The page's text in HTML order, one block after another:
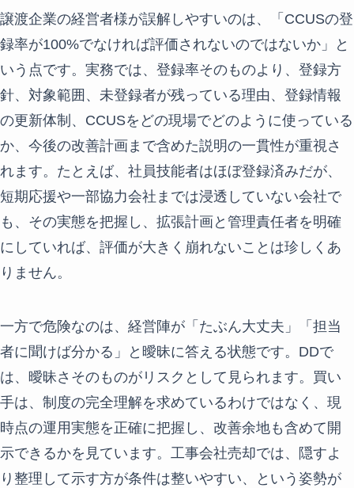
譲渡企業の経営者様が誤解しやすいのは、「CCUSの登
録率が100%でなければ評価されないのではないか」と
いう点です。実務では、登録率そのものより、登録方
針、対象範囲、未登録者が残っている理由、登録情報
の更新体制、CCUSをどの現場でどのように使っている
か、今後の改善計画まで含めた説明の一貫性が重視さ
れます。たとえば、社員技能者はほぼ登録済みだが、
短期応援や一部協力会社までは浸透していない会社で
も、その実態を把握し、拡張計画と管理責任者を明確
にしていれば、評価が大きく崩れないことは珍しくあ
りません。
一方で危険なのは、経営陣が「たぶん大丈夫」「担当
者に聞けば分かる」と曖昧に答える状態です。DDで
は、曖昧さそのものがリスクとして見られます。買い
手は、制度の完全理解を求めているわけではなく、現
時点の運用実態を正確に把握し、改善余地も含めて開
示できるかを見ています。工事会社売却では、隠すよ
り整理して示す方が条件は整いやすい、という姿勢が